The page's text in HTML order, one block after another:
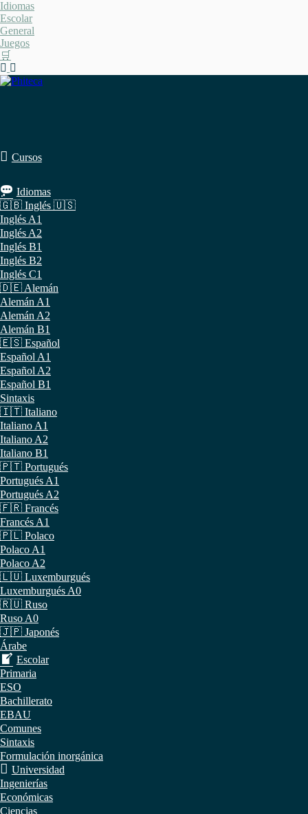
Saltar
al
contenido
Idiomas
Escolar
General
Juegos
🛒
Cursos
Idiomas
🇬🇧 Inglés 🇺🇸
Inglés A1
Inglés A2
Inglés B1
Inglés B2
Inglés C1
🇩🇪 Alemán
Alemán A1
Alemán A2
Alemán B1
🇪🇸 Español
Español A1
Español A2
Español B1
Sintaxis
🇮🇹 Italiano
Italiano A1
Italiano A2
Italiano B1
🇵🇹 Portugués
Portugués A1
Portugués A2
🇫🇷 Francés
Francés A1
🇵🇱 Polaco
Polaco A1
Polaco A2
🇱🇺 Luxemburgués
Luxemburgués A0
🇷🇺 Ruso
Ruso A0
🇯🇵 Japonés
Árabe
Escolar
Primaria
ESO
Bachillerato
EBAU
Comunes
Sintaxis
Formulación inorgánica
Universidad
Ingenierías
Económicas
Ciencias